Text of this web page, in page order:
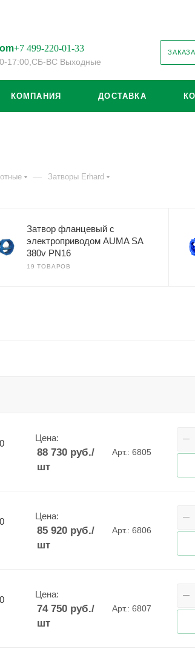
+7 499-220-01-33
17:00, СБ-ВС Выходные
КОМПАНИЯ ДОСТАВКА
— Затворы Erhard
Затвор фланцевый с
электроприводом AUMA SA
380v PN16
19 ТОВАРОВ
Цена:
88 730руб./
шт
Арт.: 6805
Цена:
85 920руб./
шт
Арт.: 6806
Цена:
74 750руб./
шт
Арт.: 6807